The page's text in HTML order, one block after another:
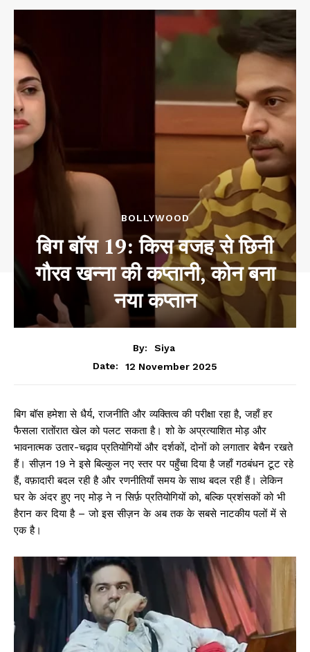
BOLLYWOOD
बिग बॉस 19: किस वजह से छिनी
गौरव खन्ना की कप्तानी, कोन बना
नया कप्तान
By:
Siya
Date:
12 November 2025
बिग बॉस हमेशा से धैर्य, राजनीति और व्यक्तित्व की परीक्षा रहा है, जहाँ हर
फैसला रातोंरात खेल को पलट सकता है। शो के अप्रत्याशित मोड़ और
भावनात्मक उतार-चढ़ाव प्रतियोगियों और दर्शकों, दोनों को लगातार बेचैन रखते
हैं। सीज़न 19 ने इसे बिल्कुल नए स्तर पर पहुँचा दिया है जहाँ गठबंधन टूट रहे
हैं, वफ़ादारी बदल रही है और रणनीतियाँ समय के साथ बदल रही हैं। लेकिन
घर के अंदर हुए नए मोड़ ने न सिर्फ़ प्रतियोगियों को, बल्कि प्रशंसकों को भी
हैरान कर दिया है – जो इस सीज़न के अब तक के सबसे नाटकीय पलों में से
एक है।